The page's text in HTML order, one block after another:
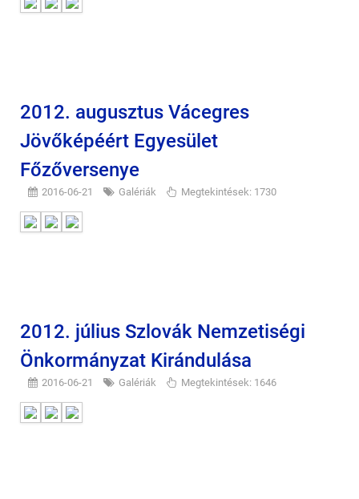
2012. augusztus Vácegres
Jövőképéért Egyesület
Főzőversenye
2016-06-21 Galériák Megtekintések: 1730
2012. július Szlovák Nemzetiségi
Önkormányzat Kirándulása
2016-06-21 Galériák Megtekintések: 1646